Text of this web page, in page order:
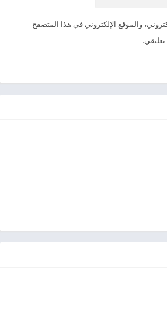
والموقع الإلكتروني في هذا المتصفح